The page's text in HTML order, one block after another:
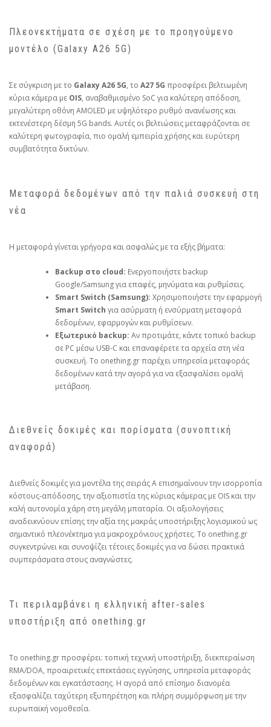
Πλεονεκτήματα σε σχέση με το προηγούμενο
μοντέλο (Galaxy A26 5G)
Σε σύγκριση με το Galaxy A26 5G, το A27 5G προσφέρει βελτιωμένη
κύρια κάμερα με OIS, αναβαθμισμένο SoC για καλύτερη απόδοση,
μεγαλύτερη οθόνη AMOLED με υψηλότερο ρυθμό ανανέωσης και
εκτενέστερη δέσμη 5G bands. Αυτές οι βελτιώσεις μεταφράζονται σε
καλύτερη φωτογραφία, πιο ομαλή εμπειρία χρήσης και ευρύτερη
συμβατότητα δικτύων.
Μεταφορά δεδομένων από την παλιά συσκευή στη
νέα
Η μεταφορά γίνεται γρήγορα και ασφαλώς με τα εξής βήματα:
Backup στο cloud: Ενεργοποιήστε backup
Google/Samsung για επαφές, μηνύματα και ρυθμίσεις.
Smart Switch (Samsung): Χρησιμοποιήστε την εφαρμογή
Smart Switch για ασύρματη ή ενσύρματη μεταφορά
δεδομένων, εφαρμογών και ρυθμίσεων.
Εξωτερικό backup: Αν προτιμάτε, κάντε τοπικό backup
σε PC μέσω USB‑C και επαναφέρετε τα αρχεία στη νέα
συσκευή. Το onething.gr παρέχει υπηρεσία μεταφοράς
δεδομένων κατά την αγορά για να εξασφαλίσει ομαλή
μετάβαση.
Διεθνείς δοκιμές και πορίσματα (συνοπτική
αναφορά)
Διεθνείς δοκιμές για μοντέλα της σειράς A επισημαίνουν την ισορροπία
κόστους‑απόδοσης, την αξιοπιστία της κύριας κάμερας με OIS και την
καλή αυτονομία χάρη στη μεγάλη μπαταρία. Οι αξιολογήσεις
αναδεικνύουν επίσης την αξία της μακράς υποστήριξης λογισμικού ως
σημαντικό πλεονέκτημα για μακροχρόνιους χρήστες. Το onething.gr
συγκεντρώνει και συνοψίζει τέτοιες δοκιμές για να δώσει πρακτικά
συμπεράσματα στους αναγνώστες.
Τι περιλαμβάνει η ελληνική after‑sales
υποστήριξη από onething.gr
Το onething.gr προσφέρει: τοπική τεχνική υποστήριξη, διεκπεραίωση
RMA/DOA, προαιρετικές επεκτάσεις εγγύησης, υπηρεσία μεταφοράς
δεδομένων και εγκατάστασης. Η αγορά από επίσημο διανομέα
εξασφαλίζει ταχύτερη εξυπηρέτηση και πλήρη συμμόρφωση με την
ευρωπαϊκή νομοθεσία.